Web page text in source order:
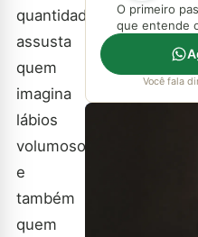
quantidade
assusta
quem
imagina
lábios
volumosos
e
também
quem
O primeiro
que entende
Você fala